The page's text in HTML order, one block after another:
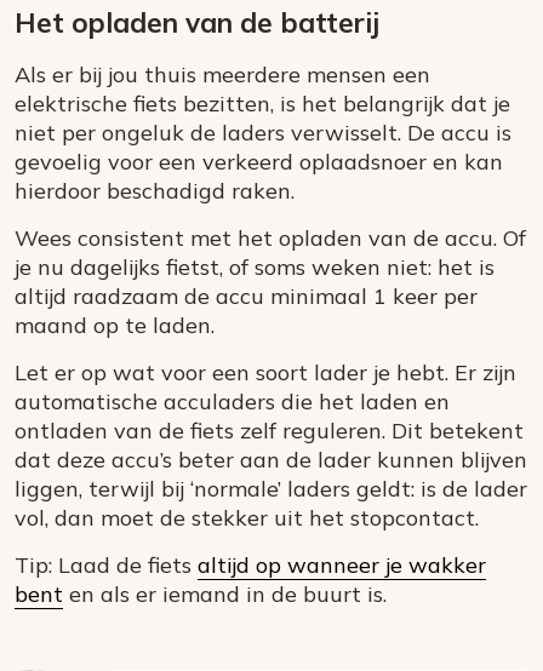
Het opladen van de batterij
Als er bij jou thuis meerdere mensen een
elektrische fiets bezitten, is het belangrijk dat je
niet per ongeluk de laders verwisselt. De accu is
gevoelig voor een verkeerd oplaadsnoer en kan
hierdoor beschadigd raken.
Wees consistent met het opladen van de accu. Of
je nu dagelijks fietst, of soms weken niet: het is
altijd raadzaam de accu minimaal 1 keer per
maand op te laden.
Let er op wat voor een soort lader je hebt. Er zijn
automatische acculaders die het laden en
ontladen van de fiets zelf reguleren. Dit betekent
dat deze accu’s beter aan de lader kunnen blijven
liggen, terwijl bij ‘normale’ laders geldt: is de lader
vol, dan moet de stekker uit het stopcontact.
Tip: Laad de fiets altijd op wanneer je wakker
bent en als er iemand in de buurt is.